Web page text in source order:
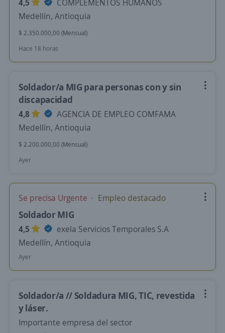
4,5
COMPLEMENTOS HUMANOS
Medellín, Antioquia
$ 2.350.000,00 (Mensual)
Hace 18 horas
Soldador/a MIG para personas con y sin
discapacidad
4,8
AGENCIA DE EMPLEO COMFAMA
Medellín, Antioquia
$ 2.200.000,00 (Mensual)
Ayer
Se precisa Urgente Empleo destacado
Soldador MIG
4,5
exela Servicios Temporales S.A
Medellín, Antioquia
Ayer
Soldador/a // Soldadura MIG, TIC, revestida
y láser.
Importante empresa del sector